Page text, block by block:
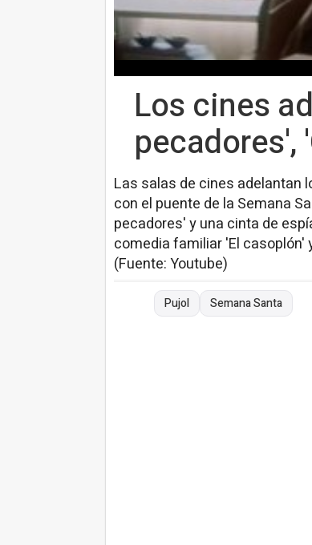
Los cines
pecadores',
Las salas de cines adelantan
con el puente de la Semana
pecadores' y una cinta de
comedia familiar 'El casoplón'
(Fuente: Youtube)
Pujol Semana Santa